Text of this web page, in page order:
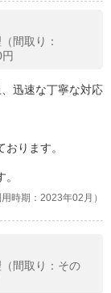
間取り：
迅速な丁寧な対応
ります。
時期：2023年02月
間取り：その